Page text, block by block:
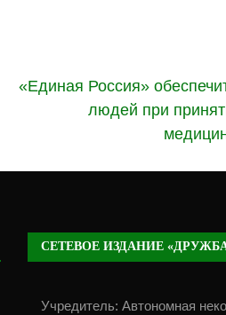
«Единая Россия»
людей при
СЕТЕВОЕ ИЗДАНИЕ
Учредитель: Автономная